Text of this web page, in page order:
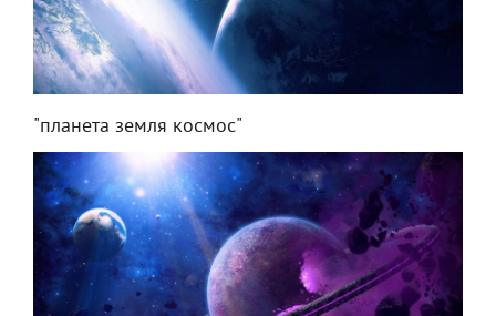
"планета земля космос"